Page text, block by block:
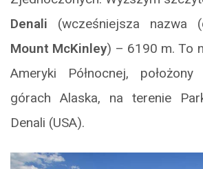
Denali (wcześniejsza nazwa
Mount McKinley) – 6190 m. To
Ameryki Północnej,
górach Alaska, na terenie
Denali (USA).